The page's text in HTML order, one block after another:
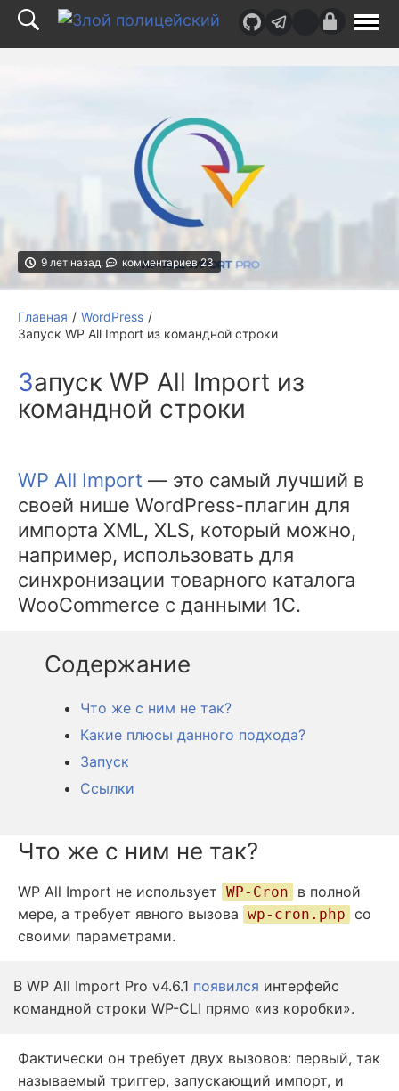
Верх
страницы
9 лет назад, комментариев 23
Главная
WordPress
Запуск WP All Import из командной строки
Запуск WP All Import из
командной строки
WP All Import — это самый лучший в
своей нише WordPress-плагин для
импорта XML, XLS, который можно,
например, использовать для
синхронизации товарного каталога
WooCommerce с данными 1С.
Что же с ним не так?
Какие плюсы данного подхода?
Запуск
Ссылки
Что же с ним не так?
WP All Import не использует WP-Cron
в полной
мере, а требует явного вызова wp-cron.php со
своими параметрами.
В WP All Import Pro v4.6.1 появился интерфейс
командной строки WP-CLI прямо «из коробки».
Фактически он требует двух вызовов: первый, так
называемый триггер, запускающий импорт, и